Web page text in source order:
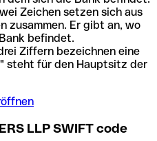
Zeichen setzen sich aus
zusammen. Er gibt an, wo
befindet.
Ziffern bezeichnen eine
steht für den Hauptsitz der
LLP SWIFT code